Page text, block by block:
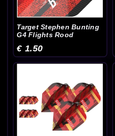
Target Stephen Bunting
G4 Flights Rood
€ 1.50